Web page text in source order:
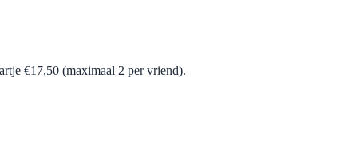
€17,50 (maximaal 2 per vriend).